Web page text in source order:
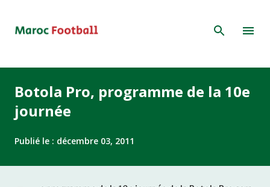
Botola Pro, programme de la 10e
journée
Publié le : décembre 03, 2011